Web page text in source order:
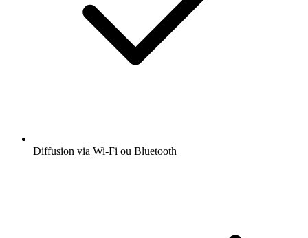
Diffusion via Wi-Fi ou Bluetooth